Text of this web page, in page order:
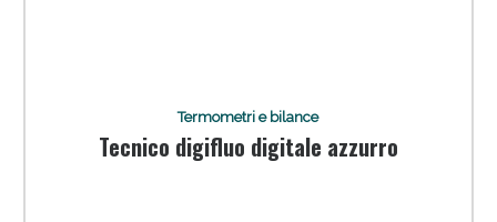
Termometri e bilance
Tecnico digifluo digitale azzurro